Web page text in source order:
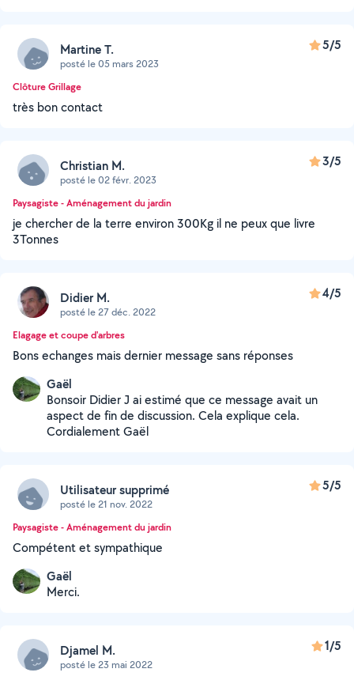
Martine T.
posté le 05 mars 2023
5/5
Clôture Grillage
très bon contact
Christian M.
posté le 02 févr. 2023
3/5
Paysagiste - Aménagement du jardin
je chercher de la terre environ 300Kg il ne peux que livre
3Tonnes
Didier M.
posté le 27 déc. 2022
4/5
Elagage et coupe d'arbres
Bons echanges mais dernier message sans réponses
Gaël
Bonsoir Didier J ai estimé que ce message avait un
aspect de fin de discussion. Cela explique cela.
Cordialement Gaël
Utilisateur supprimé
posté le 21 nov. 2022
5/5
Paysagiste - Aménagement du jardin
Compétent et sympathique
Gaël
Merci.
Djamel M.
posté le 23 mai 2022
1/5